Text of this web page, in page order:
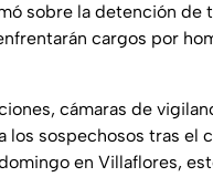
sobre la detención de
cargos por
cámaras de
los sospechosos tras el
en Villaflores,